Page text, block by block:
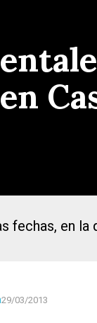
fechas, en
29/03/2013